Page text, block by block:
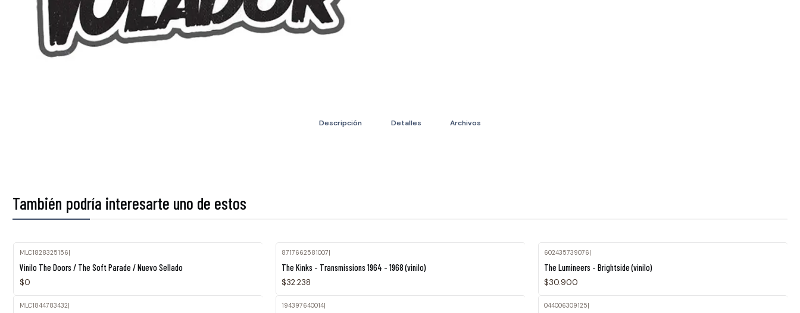
Descripción Detalles Archivos
También podría interesarte uno de estos
MLC1828325156|
Vinilo The Doors / The Soft Parade / Nuevo Sellado
$0
8717662581007|
The Kinks - Transmissions 1964 - 1968 (vinilo)
$32.238
602435739076|
The Lumineers - Brightside (vinilo)
$30.900
MLC1844783432| 194397640014| 044006309125|